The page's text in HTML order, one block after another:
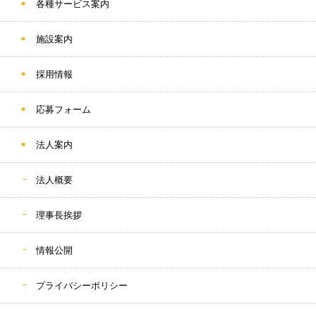
各種サービス案内
施設案内
採用情報
応募フォーム
法人案内
法人概要
理事長挨拶
情報公開
プライバシーポリシー